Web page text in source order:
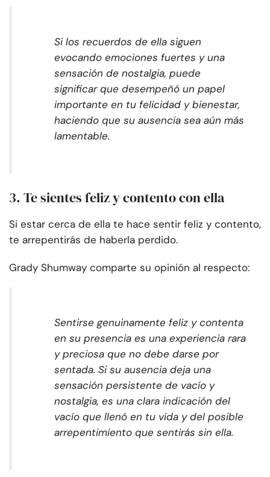
Si los recuerdos de ella siguen
evocando emociones fuertes y una
sensación de nostalgia, puede
significar que desempeñó un papel
importante en tu felicidad y bienestar,
haciendo que su ausencia sea aún más
lamentable.
3. Te sientes feliz y contento con ella
Si estar cerca de ella te hace sentir feliz y contento,
te arrepentirás de haberla perdido.
Grady Shumway comparte su opinión al respecto:
Sentirse genuinamente feliz y contenta
en su presencia es una experiencia rara
y preciosa que no debe darse por
sentada. Si su ausencia deja una
sensación persistente de vacío y
nostalgia, es una clara indicación del
vacío que llenó en tu vida y del posible
arrepentimiento que sentirás sin ella.